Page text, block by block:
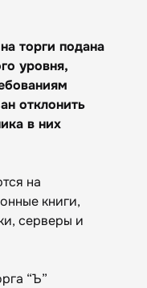
торги подана
уровня,
отклонить
в них
на
книги,
серверы и
“Ъ”